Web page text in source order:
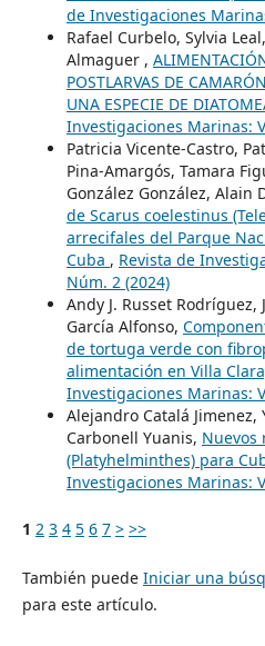
de Investigaciones
Rafael Curbelo, Sylvia
Almaguer ,
POSTLARVAS DE
UNA ESPECIE DE
Investigaciones Marinas:
Patricia Vicente-Castro,
Pina-Amargós, Tamara
González González, Alain
de Scarus coelestinus
arrecifales del Parque
Cuba , Revista de
Núm. 2 (2024)
Andy J. Russet Rodríguez,
García Alfonso,
de tortuga verde con
alimentación en Villa
Investigaciones Marinas:
Alejandro Catalá Jimenez,
Carbonell Yuanis, Nuevos
(Platyhelminthes) para
Investigaciones Marinas:
1 2 3 4 5 6 7 > >>
También puede Iniciar una
para este artículo.